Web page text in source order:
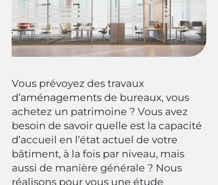
Vous prévoyez des travaux
d’aménagements de bureaux, vous
achetez un patrimoine ? Vous avez
besoin de savoir quelle est la capacité
d’accueil en l’état actuel de votre
bâtiment, à la fois par niveau, mais
aussi de manière générale ? Nous
réalisons pour vous une étude